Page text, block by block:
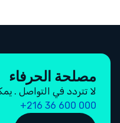
مصلحة الحرفاء
لا تتردد في التواصل .
000 600 36 216+